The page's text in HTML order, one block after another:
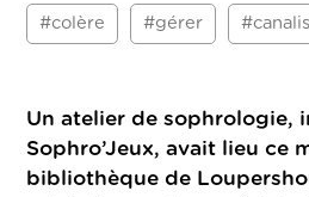
#colère #gérer
Un atelier de sophrologie,
Sophro’Jeux, avait lieu ce
bibliothèque de